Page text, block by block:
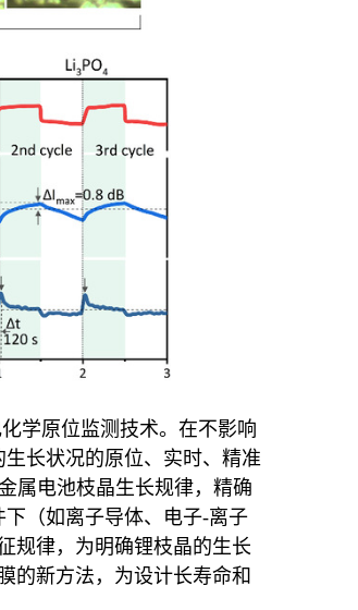
学原位监测技术。在不影响
生长状况的原位、实时、精准
属电池枝晶生长规律，精确
下 （如离子导体、电子-离子
规律，为明确锂枝晶的生长
的新方法 ，为设计长寿命和